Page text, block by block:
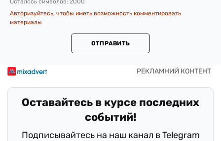
Осталось символов: 2000
Авторизуйтесь, чтобы иметь возможность комментировать
материалы
ОТПРАВИТЬ
Оставайтесь в курсе последних
событий!
Подписывайтесь на наш канал в Telegram